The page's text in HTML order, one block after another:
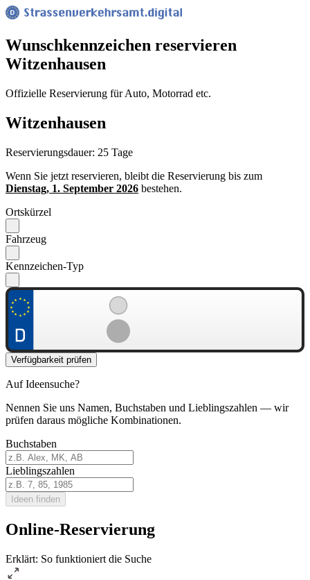
Wunsch­kennzeichen reservieren
Witzenhausen
Offizielle Reservierung für Auto, Motorrad etc.
Witzenhausen
Reservierungsdauer: 25 Tage
Wenn Sie jetzt reservieren, bleibt die Reservierung bis zum
Dienstag, 1. September 2026 bestehen.
Ortskürzel
Fahrzeug
Kennzeichen-Typ
Verfügbarkeit prüfen
Auf Ideensuche?
Nennen Sie uns Namen, Buchstaben und Lieblingszahlen — wir
prüfen daraus mögliche Kombinationen.
Buchstaben
Lieblingszahlen
Ideen finden
Online-Reservierung
Erklärt: So funktioniert die Suche